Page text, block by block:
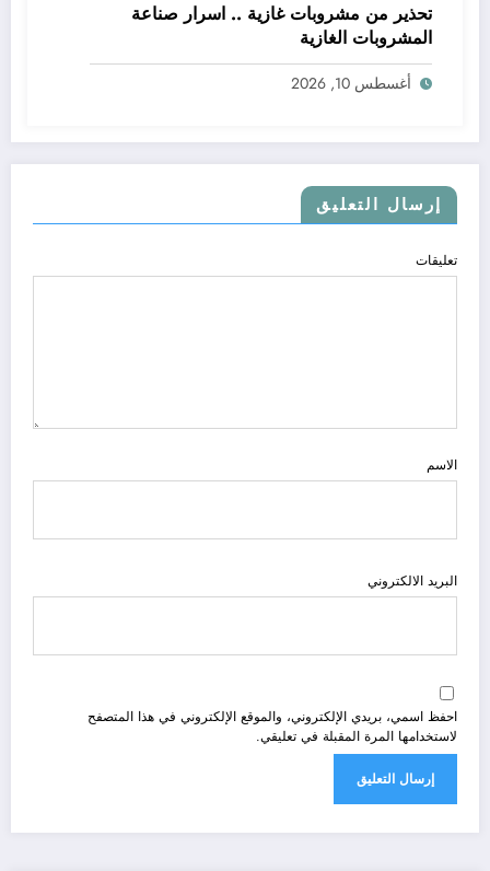
تحذير من مشروبات غازية .. اسرار صناعة
المشروبات الغازية
أغسطس 10, 2026
إرسال التعليق
تعليقات
الاسم
البريد الالكتروني
احفظ اسمي، بريدي الإلكتروني، والموقع الإلكتروني في هذا المتصفح
لاستخدامها المرة المقبلة في تعليقي.